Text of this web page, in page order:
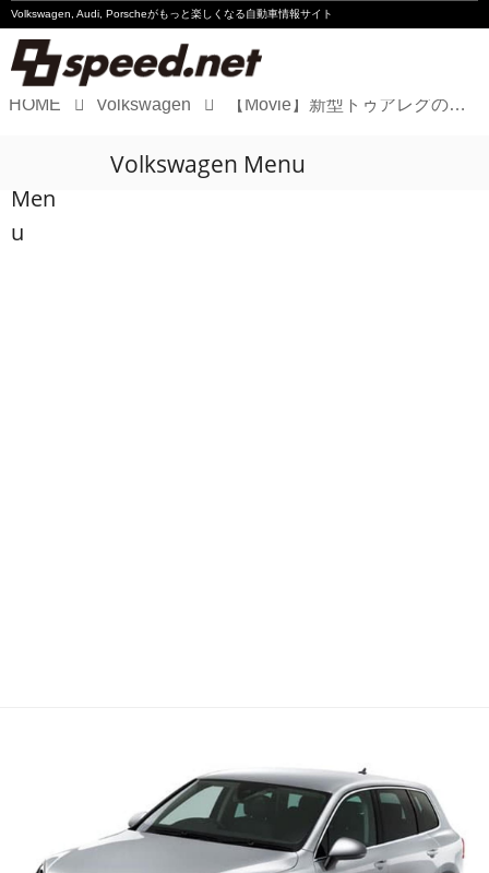
Volkswagen, Audi, Porscheがもっと楽しくなる自動車情報サイト
Audi
HOME Volkswagen 【Movie】新型トゥアレグの特徴は?
Men
u
Volkswagen Menu